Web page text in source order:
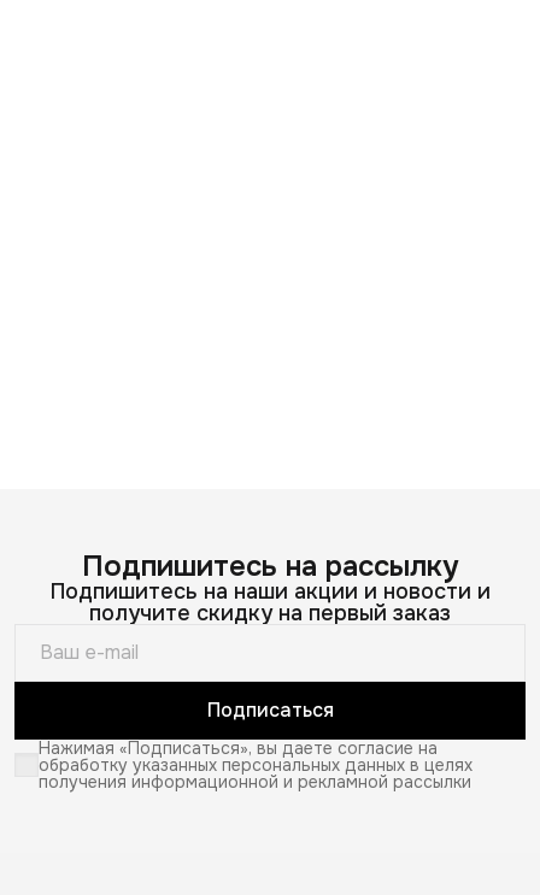
Подпишитесь на рассылку
Подпишитесь на наши акции и новости и
получите скидку на первый заказ
Подписаться
Нажимая «Подписаться», вы даете согласие на
обработку указанных персональных данных в целях
получения информационной и рекламной рассылки